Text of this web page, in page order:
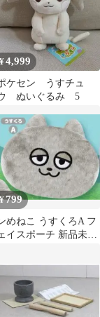
¥4,999
ケセン うすチュ
ぬいぐるみ 5
¥799
めねこ うすくろA フ
イスポーチ 新品未使